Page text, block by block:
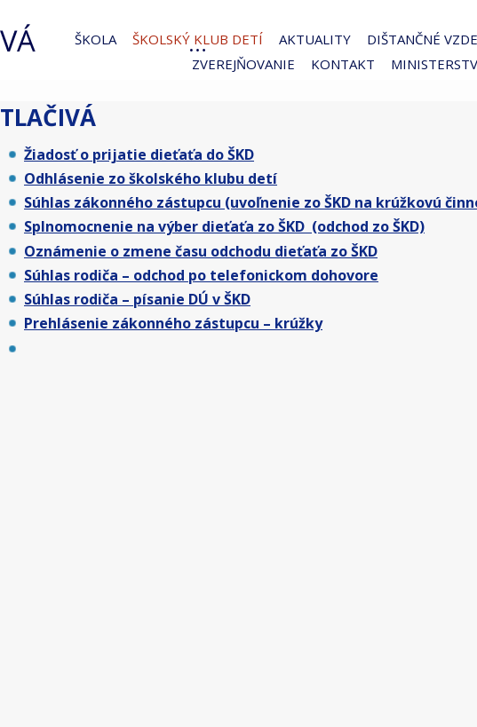
ŠKOLA ŠKOLSKÝ KLUB DETÍ AKTUALITY DIŠTANČNÉ
ZVEREJŇOVANIE
KONTAKT
TLAČIVÁ
Žiadosť o prijatie dieťaťa do ŠKD
Odhlásenie zo školského klubu detí
Súhlas zákonného zástupcu (uvoľnenie zo ŠKD na krúžkovú
Splnomocnenie na výber dieťaťa zo ŠKD (odchod zo ŠKD)
Oznámenie o zmene času odchodu dieťaťa zo ŠKD
Súhlas rodiča – odchod po telefonickom dohovore
Súhlas rodiča – písanie DÚ v ŠKD
Prehlásenie zákonného zástupcu – krúžky